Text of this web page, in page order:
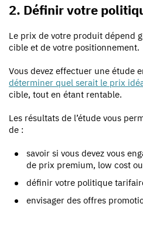
2. Définir votre
Le prix de votre produit dépend
cible et de votre positionnement.
Vous devez effectuer une étude
déterminer quel serait le prix
cible, tout en étant rentable.
Les résultats de l’étude vous
de :
savoir si vous devez vous
de prix premium, low cost
définir votre politique
envisager des offres